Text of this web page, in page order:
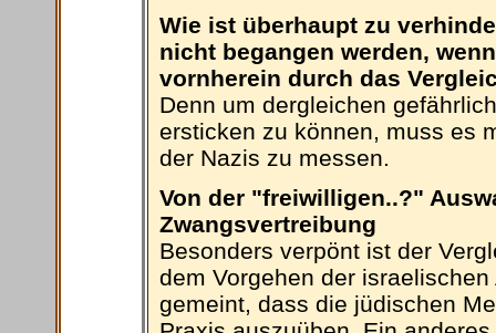
Wie ist überhaupt zu
nicht begangen werden,
vornherein durch das
Denn um dergleichen
ersticken zu können, muss es
der Nazis zu messen.
Von der "freiwilligen..?"
Zwangsvertreibung
Besonders verpönt ist der
dem Vorgehen der
gemeint, dass die jüdischen